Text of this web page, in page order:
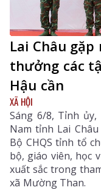
Lai Châu
thưởng các
Hậu cần
XÃ HỘI
Sáng 6/8, Tỉnh
Nam tỉnh Lai
Bộ CHQS tỉnh tổ
bộ, giáo viên, học
xuất sắc trong
xã Mường Than.